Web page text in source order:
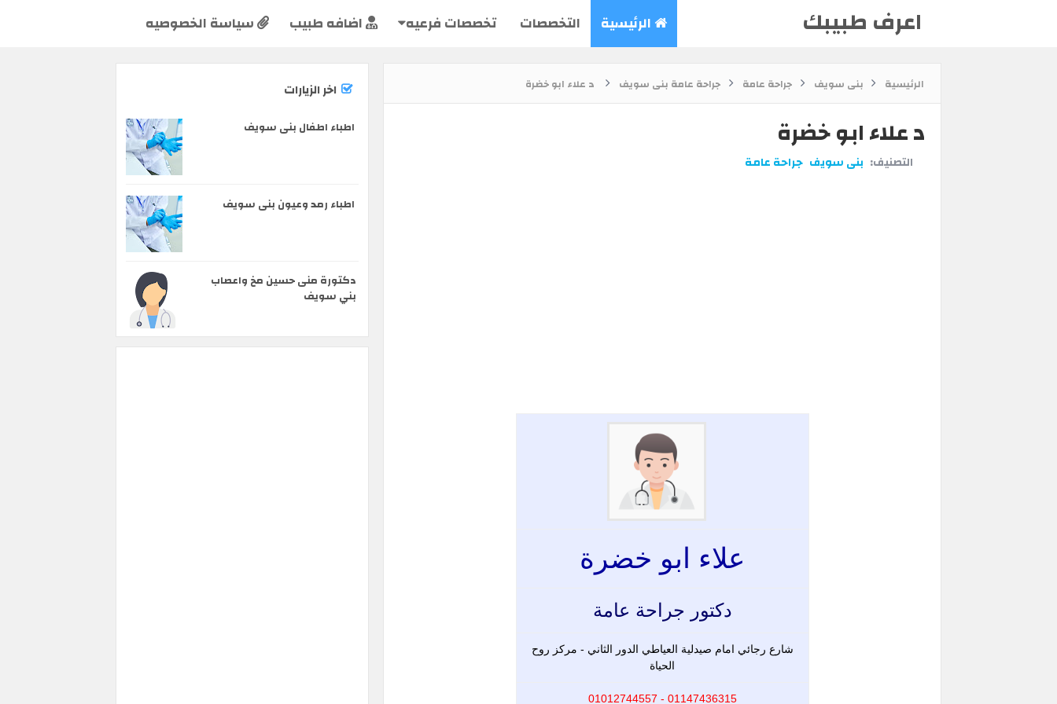
اعرف طبيبك الرئيسية التخصصات تخصصات فرعيه اضافه طبيب سياسة الخصوصيه
الرئيسية بنى سويف جراحة عامة جراحة عامة بنى سويف د علاء ابو خضرة
د علاء ابو خضرة
التصنيف: بنى سويف جراحة عامة
علاء ابو خضرة
دكتور جراحة عامة
شارع رجائي امام صيدلية العياطي الدور الثاني - مركز روح
الحياة
01147436315 - 01012744557
اخر الزيارات
اطباء اطفال بنى سويف
اطباء رمد وعيون بنى سويف
دكتورة منى حسين مخ واعصاب
بني سويف